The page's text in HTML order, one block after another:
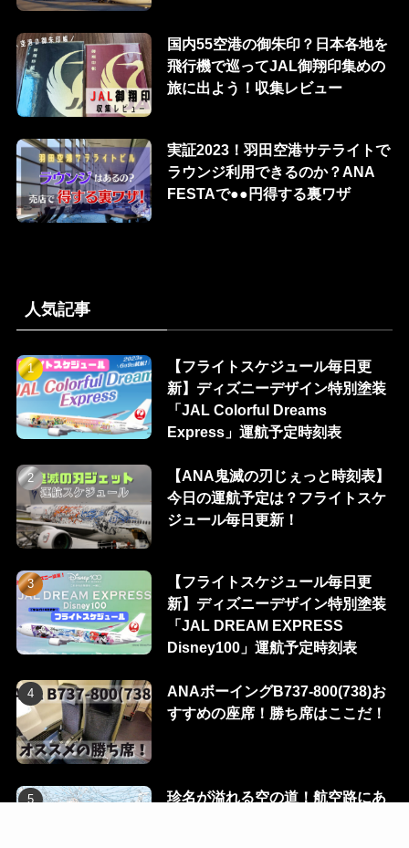
国内55空港の御朱印？日本各地を
飛行機で巡ってJAL御翔印集めの
旅に出よう！収集レビュー
実証2023！羽田空港サテライトで
ラウンジ利用できるのか？ANA
FESTAで●●円得する裏ワザ
人気記事
【フライトスケジュール毎日更
新】ディズニーデザイン特別塗装
「JAL Colorful Dreams
Express」運航予定時刻表
【ANA鬼滅の刃じぇっと時刻表】
今日の運航予定は？フライトスケ
ジュール毎日更新！
【フライトスケジュール毎日更
新】ディズニーデザイン特別塗装
「JAL DREAM EXPRESS
Disney100」運航予定時刻表
ANAボーイングB737-800(738)お
すすめの座席！勝ち席はここだ！
珍名が溢れる空の道！航空路にあ